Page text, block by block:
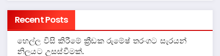
Recent Posts
හෙල්ල විසි කිරීමේ ක්‍රීඩක රුමේෂ් තරංගට සැරයන්
නිලයට උසස්වීමක්.